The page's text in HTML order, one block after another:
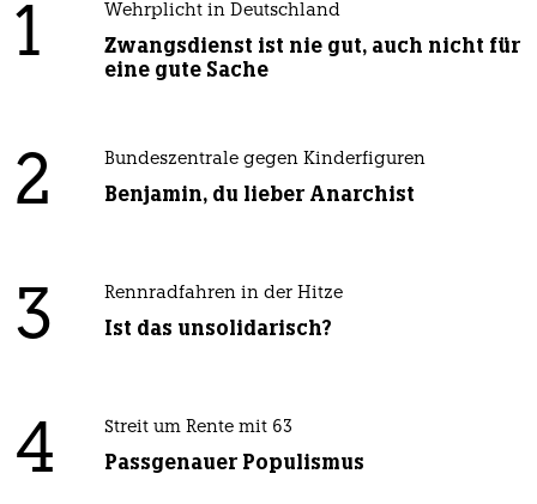
1 Wehrplicht in Deutschland
Zwangsdienst ist nie gut, auch nicht für
eine gute Sache
2 Bundeszentrale gegen Kinderfiguren
Benjamin, du lieber Anarchist
3 Rennradfahren in der Hitze
Ist das unsolidarisch?
4 Streit um Rente mit 63
Passgenauer Populismus